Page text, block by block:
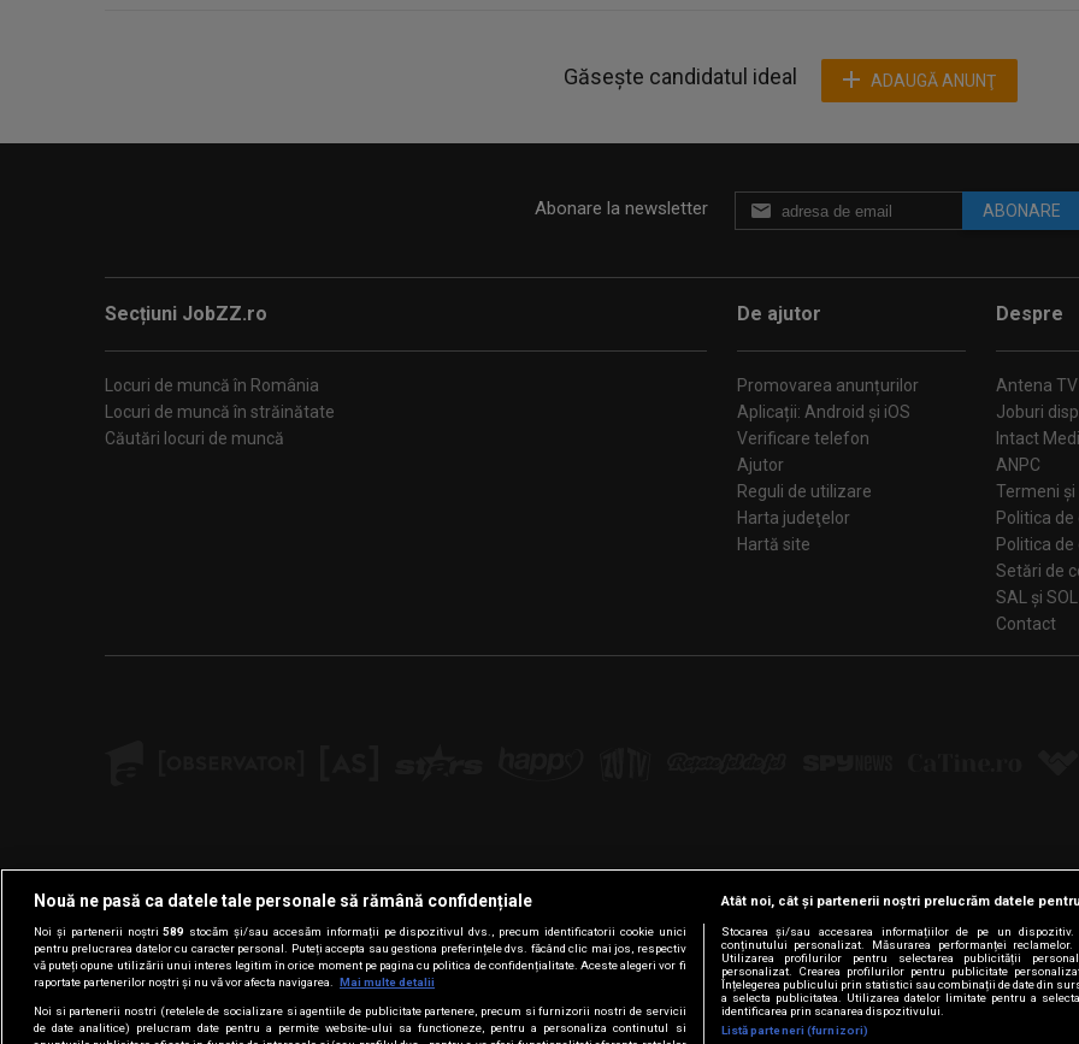
Găsește candidatul ideal ADAUGĂ ANUNŢ
Abonare la newsletter ABONARE
Secțiuni JobZZ.ro
Locuri de muncă în România
Locuri de muncă în străinătate
Căutări locuri de muncă
De ajutor
Promovarea anunțurilor
Aplicații: Android și iOS
Verificare telefon
Ajutor
Reguli de utilizare
Harta judeţelor
Hartă site
Despre
Antena TV
Joburi
Intact
ANPC
Termeni și
Politica de
Politica
SAL și SOL
Contact
Urmărește-ne pe:
FacebookLinkedInYouTubeInstagramPinterestTiktok
© Intact Media Group
Nouă ne pasă ca datele tale personale să rămână confidențiale
Noi și partenerii noștri589 stocăm și/sau accesăm informații pe dispozitivul dvs., precum identificatorii cookie unici
pentru prelucrarea datelor cu caracter personal. Puteți accepta sau gestiona preferințele dvs. făcând clic mai jos, respectiv
vă puteți opune utilizării unui interes legitim în orice moment pe pagina cu politica de confidențialitate. Aceste alegeri vor fi
raportate partenerilor noștri și nu vă vor afecta navigarea.
Mai multe detalii
Noi si partenerii nostri (retelele de socializare si agentiile de publicitate partenere, precum si furnizorii nostri de servicii
de date analitice) prelucram date pentru a permite website-ului sa functioneze, pentru a personaliza continutul si
Atât noi, cât și partenerii noștri prelucrăm datele
Stocarea și/sau accesarea informațiilor de pe un
conținutului personalizat. Măsurarea performanței
Utilizarea profilurilor pentru selectarea publicității
personalizat. Crearea profilurilor pentru publicitate
Înțelegerea publicului prin statistici sau combinații de date din
a selecta publicitatea. Utilizarea datelor limitate pentru a
identificarea prin scanarea dispozitivului.
Listă parteneri (furnizori)